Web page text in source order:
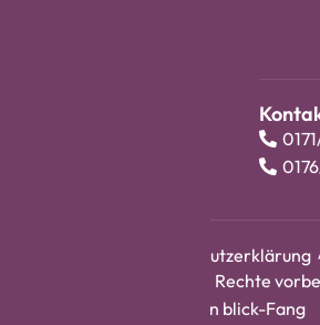
Copyright © 2026. Alle Rechte
von blick-Fang
Datenschutzerklärung